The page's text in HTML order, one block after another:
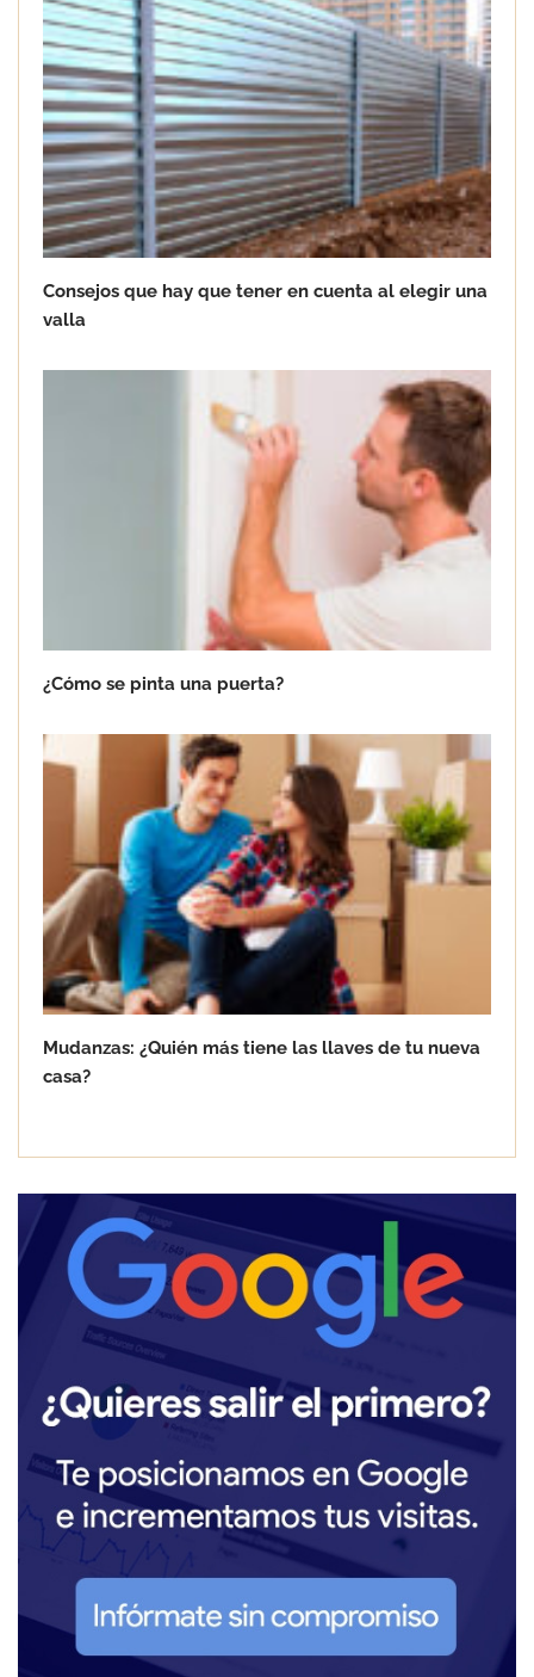
Consejos que hay que tener en cuenta al elegir una
valla
¿Cómo se pinta una puerta?
Mudanzas: ¿Quién más tiene las llaves de tu nueva
casa?